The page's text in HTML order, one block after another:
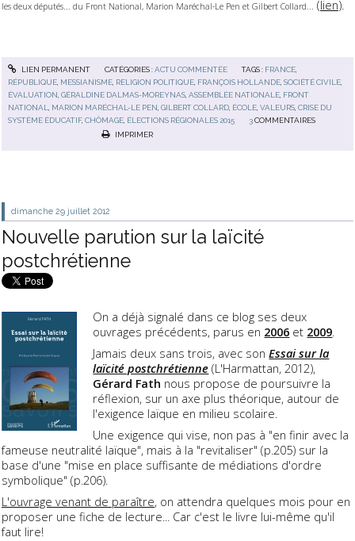
les deux députés... du Front National, Marion Maréchal-Le Pen et Gilbert Collard... (lien).
LIEN PERMANENT CATÉGORIES :ACTU COMMENTÉE TAGS : FRANCE
RÉPUBLIQUE MESSIANISME RELIGION POLITIQUE FRANÇOIS HOLLANDE ,SOCIÉTÉ CIVILE
ÉVALUATION ,GÉRALDINE DALMAS-MOREYNAS ,ASSEMBLÉE NATIONALE FRONT
NATIONAL
MARION MARÉCHAL-LE PEN ,GILBERT COLLARD ÉCOLE ,VALEURS ,CRISE DU
SYSTÈME ÉDUCATIF,CHÔMAGE ÉLECTIONS RÉGIONALES 2015 3 COMMENTAIRES
IMPRIMER
dimanche 29 juillet 2012
Nouvelle parution sur la laïcité
postchrétienne
On a déjà signalé dans ce blog ses deux
ouvrages précédents, parus en 2006 et 2009.
Jamais deux sans trois, avec sonEssai sur la
laïcité postchrétienne (L'Harmattan, 2012),
Gérard Fath nous propose de poursuivre la
réflexion, sur un axe plus théorique, autour de
l'exigence laïque en milieu scolaire.
Une exigence qui vise, non pas à "en finir avec la
fameuse neutralité laïque", mais à la "revitaliser" (p.205) sur la
base d'une "mise en place suffisante de médiations d'ordre
symbolique" (p.206).
L'ouvrage venant de paraître, on attendra quelques mois pour en
proposer une fiche de lecture... Car c'est le livre lui-même qu'il
faut lire!